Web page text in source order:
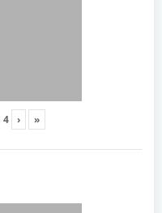
4 › »